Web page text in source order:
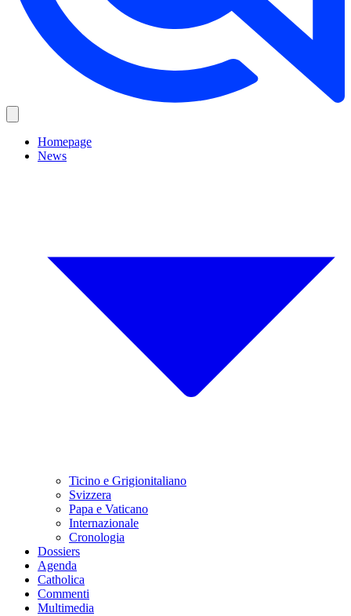
Homepage
News
Ticino e Grigionitaliano
Svizzera
Papa e Vaticano
Internazionale
Cronologia
Dossiers
Agenda
Catholica
Commenti
Multimedia